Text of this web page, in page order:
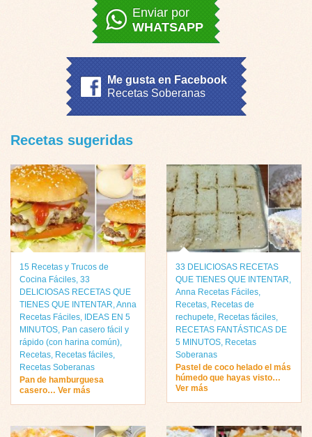
Enviar por
WHATSAPP
Me gusta en Facebook
Recetas Soberanas
Recetas sugeridas
15 Recetas y Trucos de
Cocina Fáciles, 33
DELICIOSAS RECETAS QUE
TIENES QUE INTENTAR,Anna
Recetas Fáciles, IDEAS EN 5
MINUTOS, Pan casero fácil y
rápido (con harina común),
Recetas, Recetas fáciles,
Recetas Soberanas
Pan de hamburguesa
casero… Ver más
33 DELICIOSAS RECETAS
QUE TIENES QUE INTENTAR,
Anna Recetas Fáciles,
Recetas, Recetas de
rechupete, Recetas fáciles,
RECETAS FANTÁSTICAS DE
5 MINUTOS, Recetas
Soberanas
Pastel de coco helado el más
húmedo que hayas visto…
Ver más